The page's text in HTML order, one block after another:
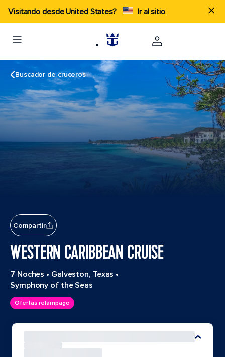
Visitando desde United States? Ir al sitio
Buscador de cruceros
Compartir
WESTERN CARIBBEAN CRUISE
7 Noches • Galveston, Texas •
Symphony of the Seas
Ofertas relámpago